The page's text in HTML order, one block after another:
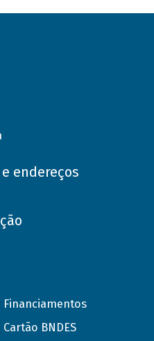
endereços
Financiamentos
Cartão BNDES